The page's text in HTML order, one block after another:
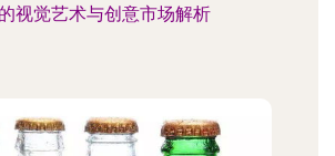
视觉艺术与创意市场解析